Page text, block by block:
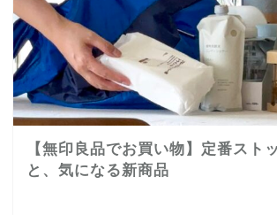
【無印良品でお買い物】定番スト
と、気になる新商品